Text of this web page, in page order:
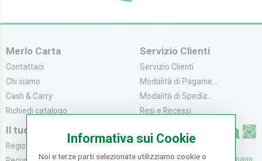
Merlo Carta
Contattaci
Chi siamo
Cash & Carry
Richiedi catalogo
Servizio Clienti
Servizio Clienti
Modalità di Pagame...
Modalità di Spediz...
Resi e Recessi
Il tuo Account
Registrati
Informativa sui Cookie
Noi e terze parti selezionate utilizziamo cookie o